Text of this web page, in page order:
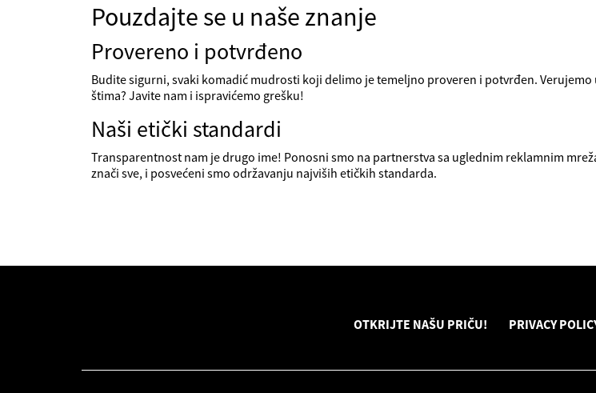
Pouzdajte se u naše znanje
Provereno i potvrđeno
Budite sigurni, svaki komadić mudrosti koji delimo je temeljno proveren i potvrđen.
štima? Javite nam i ispravićemo grešku!
Naši etički standardi
Transparentnost nam je drugo ime! Ponosni smo na partnerstva sa uglednim reklamnim
znači sve, i posvećeni smo održavanju najviših etičkih standarda.
OTKRIJTE NAŠU PRIČU! PRIVACY